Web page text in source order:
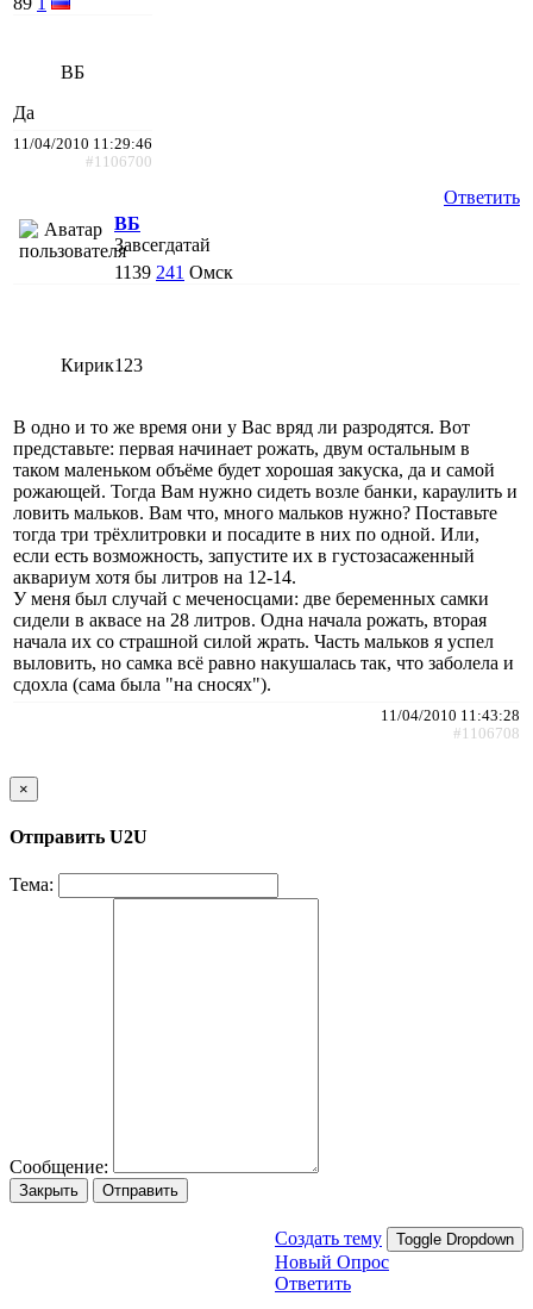
ВБ
Да
11/04/2010 11:29:46
#1106700
Ответить
ВБ
Завсегдатай
1139 241 Омск
Кирик123
В одно и то же время они у Вас вряд ли разродятся. Вот
представьте: первая начинает рожать, двум остальным в
таком маленьком объёме будет хорошая закуска, да и самой
рожающей. Тогда Вам нужно сидеть возле банки, караулить и
ловить мальков. Вам что, много мальков нужно? Поставьте
тогда три трёхлитровки и посадите в них по одной. Или,
если есть возможность, запустите их в густозасаженный
аквариум хотя бы литров на 12-14.
У меня был случай с меченосцами: две беременных самки
сидели в аквасе на 28 литров. Одна начала рожать, вторая
начала их со страшной силой жрать. Часть мальков я успел
выловить, но самка всё равно накушалась так, что заболела и
сдохла (сама была "на сносях").
11/04/2010 11:43:28
#1106708
×
Отправить U2U
Тема:
Сообщение:
Закрыть Отправить
Создать тему Toggle Dropdown
Новый Опрос
Ответить